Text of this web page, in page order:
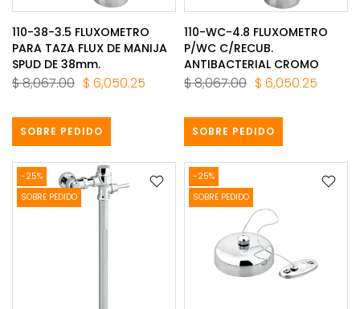
110-38-3.5 FLUXOMETRO
PARA TAZA FLUX DE MANIJA
SPUD DE 38mm.
$ 8,067.00 $ 6,050.25
SOBRE PEDIDO
110-WC-4.8 FLUXOMETRO
P/WC C/RECUB.
ANTIBACTERIAL CROMO
$ 8,067.00 $ 6,050.25
SOBRE PEDIDO
-25%
SOBRE PEDIDO
-25%
SOBRE PEDIDO